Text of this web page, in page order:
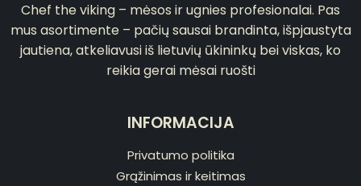
Chef the viking – mėsos ir ugnies profesionalai. Pas
mus asortimente – pačių sausai brandinta, išpjaustyta
jautiena, atkeliavusi iš lietuvių ūkininkų bei viskas, ko
reikia gerai mėsai ruošti
INFORMACIJA
Privatumo politika
Grąžinimas ir keitimas